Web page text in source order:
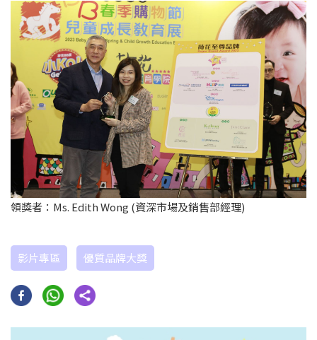
領獎者：Ms. Edith Wong (資深市場及銷售部經理)
影片專區 優質品牌大獎